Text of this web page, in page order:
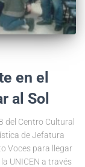
en el
al Sol
del Centro Cultural
de Jefatura
Voces para llegar
UNICEN a través